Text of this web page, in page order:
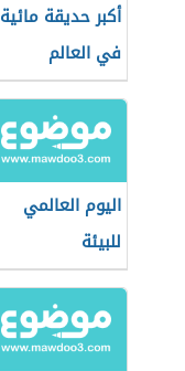
أكبر حديقة مائية
في العالم
اليوم العالمي
للبيئة